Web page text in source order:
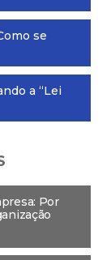
se
a “Lei
Por